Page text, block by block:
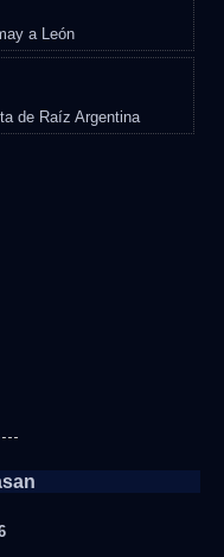
a León
de Raíz Argentina